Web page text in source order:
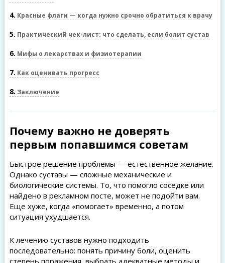
4 Красные флаги — когда нужно срочно обратиться к врачу
5 Практический чек-лист: что сделать, если болит сустав
6 Мифы о лекарствах и физиотерапии
7 Как оценивать прогресс
8 Заключение
Почему важно не доверять
первым попавшимся советам
Быстрое решение проблемы — естественное желание.
Однако суставы — сложные механические и
биологические системы. То, что помогло соседке или
найдено в рекламном посте, может не подойти вам.
Еще хуже, когда «помогает» временно, а потом
ситуация ухудшается.
К лечению суставов нужно подходить
последовательно: понять причину боли, оценить
степень поражения, выбрать адекватные методы и